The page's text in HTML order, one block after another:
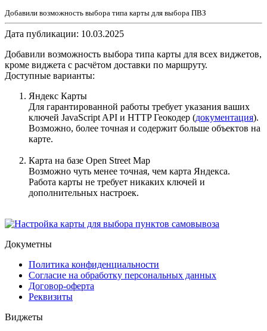
Добавили возможность выбора типа карты для выбора ПВЗ
Дата публикации: 10.03.2025
Добавили возможность выбора типа карты для всех виджетов,
кроме виджета с расчётом доставки по маршруту.
Доступные варианты:
Яндекс Карты
Для гарантированной работы требует указания ваших
ключей JavaScript API и HTTP Геокодер (документация).
Возможно, более точная и содержит больше объектов на
карте.
Карта на базе Open Street Map
Возможно чуть менее точная, чем карта Яндекса.
Работа карты не требует никаких ключей и
дополнительных настроек.
Докуметны
Политика конфиденциальности
Согласие на обработку персональных данных
Договор-оферта
Реквизиты
Виджеты